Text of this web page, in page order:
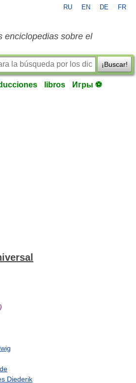
RU EN DE FR
enciclopedias sobre el
¡Buscar!
libros Игры ⚽
Diederik